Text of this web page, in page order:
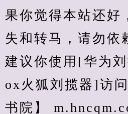
果你觉得本站还好
失和转马，请勿依
建议你使用[华为
ox火狐刘揽器]访
书院】